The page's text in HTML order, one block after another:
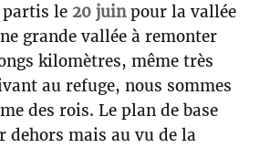
partis le 20 juinpour la vallée
grande vallée à remonter
kilomètres, même très
au refuge, nous sommes
des rois. Le plan de base
dehors mais au vu de la